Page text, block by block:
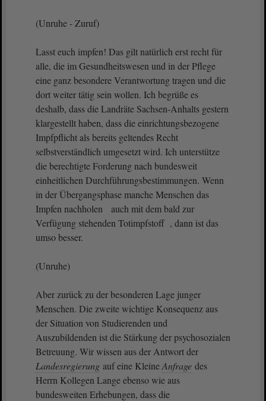
(Unruhe - Zuruf)
Lasst euch impfen! Das gilt natürlich erst recht für
alle, die im Gesundheitswesen und in der Pflege
eine ganz besondere Verantwortung tragen und die
dort weiter tätig sein wollen. Ich begrüße es
deshalb, dass die Landräte Sachsen-Anhalts gestern
klargestellt haben, dass die einrichtungsbezogene
Impfpflicht als bereits geltendes Recht
selbstverständlich umgesetzt wird. Ich unterstütze
die berechtigte Forderung nach bundesweit
einheitlichen Durchführungsbestimmungen. Wenn
in der Übergangsphase manche Menschen das
Impfen nachholen auch mit dem bald zur
Verfügung stehenden Totimpfstoff , dann ist das
umso besser.
(Unruhe)
Aber zurück zu der besonderen Lage junger
Menschen. Die zweite wichtige Konsequenz aus
der Situation von Studierenden und
Auszubildenden ist die Stärkung der psychosozialen
Betreuung. Wir wissen aus der Antwort der
Landesregierung auf eine KleineAnfrage des
Herrn Kollegen Lange ebenso wie aus
bundesweiten Erhebungen, dass die